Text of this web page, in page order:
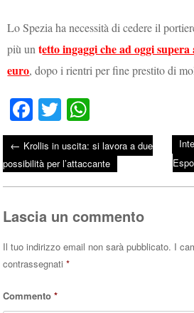
Lo Spezia ha necessità di cedere il
più un tetto ingaggi che ad oggi
euro, dopo i rientri per fine prestito di
Fa
ce
bo
ok
T
wi
tte
r
ha
ts
A
Post navigation
← Krollis in uscita: si lavora a due
possibilità per l’attaccante
Lascia un commento
Il tuo indirizzo email non sarà pubblicato. I
contrassegnati*
Commento*